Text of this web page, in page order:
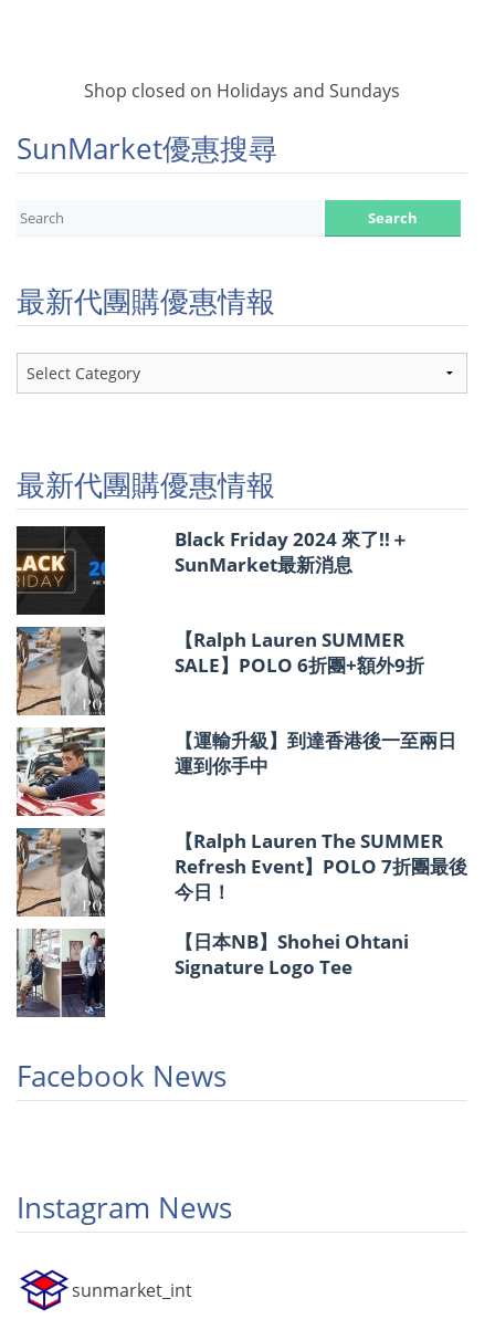
Shop closed on Holidays and Sundays
SunMarket優惠搜尋
最新代團購優惠情報
最
新
優
惠
情
報
最新代團購優惠情報
Black Friday 2024 來了!!＋
SunMarket最新消息
【Ralph Lauren SUMMER
SALE】POLO 6折團+額外9折
【運輸升級】到達香港後一至兩日
運到你手中
【Ralph Lauren The SUMMER
Refresh Event】POLO 7折團最後
今日！
【日本NB】Shohei Ohtani
Signature Logo Tee
Facebook News
Instagram News
sunmarket_int